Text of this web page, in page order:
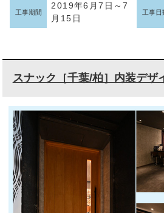
工事期間
2019年6月7日～7
月15日
工事日
スナック［千葉/柏］内装デザ